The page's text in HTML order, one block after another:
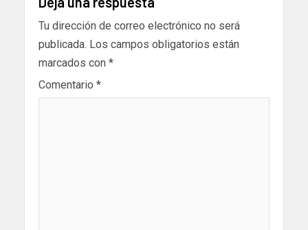
Tu dirección de correo electrónico no será
publicada. Los campos obligatorios están
marcados con *
Comentario *